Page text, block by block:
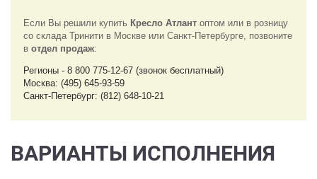
Если Вы решили купить Кресло Атлант оптом или в розницу
со склада Тринити в Москве или Санкт-Петербурге, позвоните
в отдел продаж:
Регионы - 8 800 775-12-67 (звонок бесплатный)
Москва: (495) 645-93-59
Санкт-Петербург: (812) 648-10-21
ВАРИАНТЫ ИСПОЛНЕНИЯ